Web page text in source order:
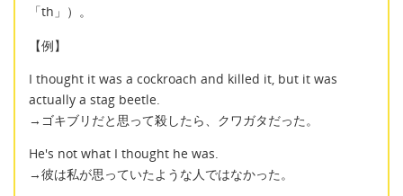
「th」）。
【例】
I thought it was a cockroach and killed it, but it was
actually a stag beetle.
→ゴキブリだと思って殺したら、クワガタだった。
He's not what I thought he was.
→彼は私が思っていたような人ではなかった。